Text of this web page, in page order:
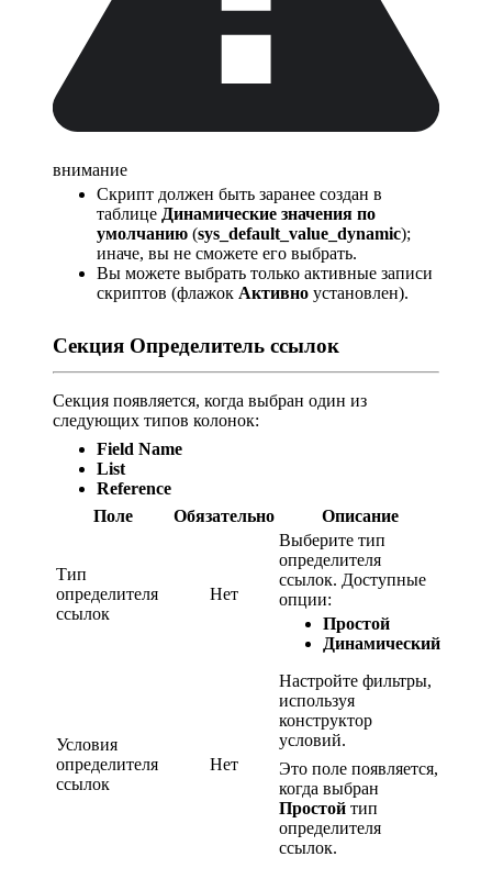
внимание
Скрипт должен быть заранее создан в
таблице Динамические значения по
умолчанию (sys_default_value_dynamic);
иначе, вы не сможете его выбрать.
Вы можете выбрать только активные записи
скриптов (флажок Активно установлен).
Секция Определитель ссылок
Секция появляется, когда выбран один из
следующих типов колонок:
Field Name
List
Reference
Поле
Обязательно Описание
Тип
определителя
ссылок
Нет
Выберите тип
определителя
ссылок. Доступные
опции:
Простой
Динамический
Условия
определителя
ссылок
Нет
Настройте фильтры,
используя
конструктор
условий.
Это поле появляется,
когда выбран
Простой тип
определителя
ссылок.